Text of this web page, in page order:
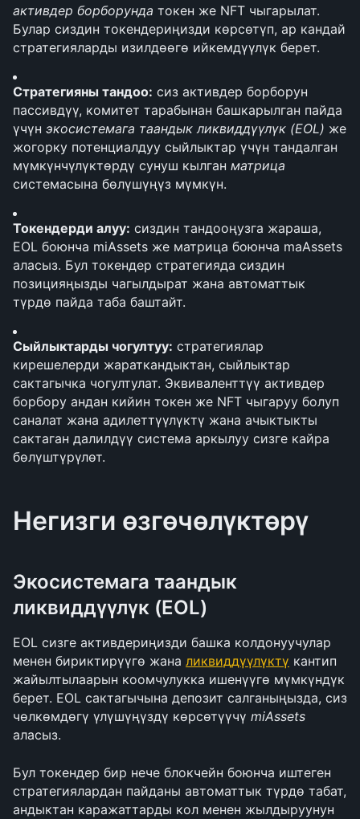
активдер борборунда токен же NFT чыгарылат.
Булар сиздин токендериңизди көрсөтүп, ар кандай
стратегияларды изилдөөгө ийкемдүүлүк берет.
Стратегияны тандоо: сиз активдер борборун
пассивдүү, комитет тарабынан башкарылган пайда
үчүн экосистемага таандык ликвиддүүлүк (EOL) же
жогорку потенциалдуу сыйлыктар үчүн тандалган
мүмкүнчүлүктөрдү сунуш кылган матрица
системасына бөлүшүңүз мүмкүн.
Токендерди алуу: сиздин тандооңузга жараша,
EOL боюнча miAssets же матрица боюнча maAssets
аласыз. Бул токендер стратегияда сиздин
позицияңызды чагылдырат жана автоматтык
түрдө пайда таба баштайт.
Сыйлыктарды чогултуу: стратегиялар
кирешелерди жараткандыктан, сыйлыктар
сактагычка чогултулат. Эквиваленттүү активдер
борбору андан кийин токен же NFT чыгаруу болуп
саналат жана адилеттүүлүктү жана ачыктыкты
сактаган далилдүү система аркылуу сизге кайра
бөлүштүрүлөт.
Негизги өзгөчөлүктөрү
Экосистемага таандык
ликвиддүүлүк (EOL)
EOL сизге активдериңизди башка колдонуучулар
менен бириктирүүгө жана ликвиддүүлүктү кантип
жайылтылаарын коомчулукка ишенүүгө мүмкүндүк
берет. EOL сактагычына депозит салганыңызда, сиз
чөлкөмдөгү үлүшүңүздү көрсөтүүчү miAssets
аласыз.
Бул токендер бир нече блокчейн боюнча иштеген
стратегиялардан пайданы автоматтык түрдө табат,
андыктан каражаттарды кол менен жылдыруунун